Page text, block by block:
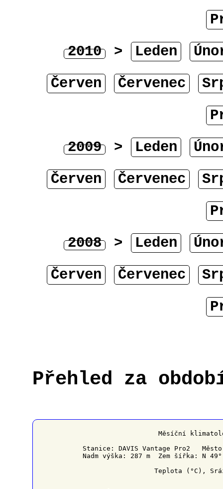
2010 > Leden
Červen
Červenec
2009 > Leden
Červen
Červenec
2008 > Leden
Červen
Červenec
Přehled za
Měsíční
Stanice: DAVIS Vantage Pro2
Nadm výška: 287 m  Zem šířka: N
Teplota (°C),